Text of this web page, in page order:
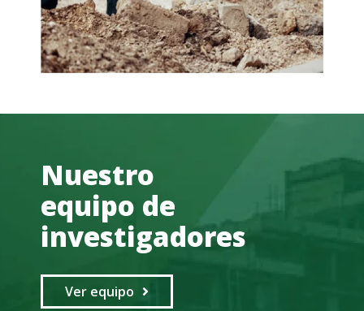
Nuestro
equipo de
investigadores
Ver equipo